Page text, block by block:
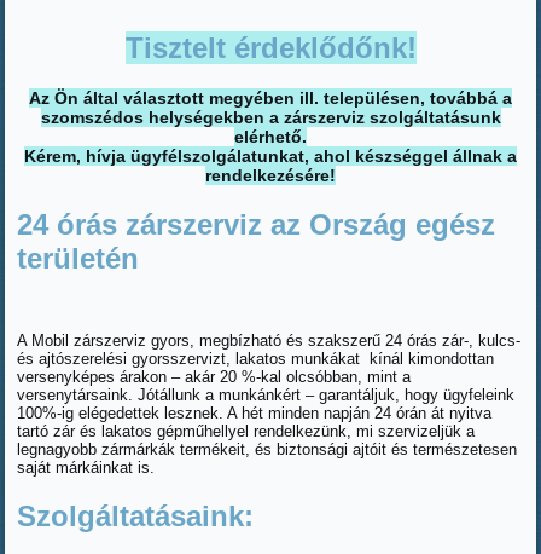
Tisztelt érdeklődőnk!
Az Ön által választott megyében ill. településen, továbbá a
szomszédos helységekben a zárszerviz szolgáltatásunk
elérhető.
Kérem, hívja ügyfélszolgálatunkat, ahol készséggel állnak a
rendelkezésére!
24 órás zárszerviz az Ország egész
területén
A Mobil zárszerviz gyors, megbízható és szakszerű 24 órás zár-, kulcs-
és ajtószerelési gyorsszervizt, lakatos munkákat kínál kimondottan
versenyképes árakon – akár 20 %-kal olcsóbban, mint a
versenytársaink. Jótállunk a munkánkért – garantáljuk, hogy ügyfeleink
100%-ig elégedettek lesznek. A hét minden napján 24 órán át nyitva
tartó zár és lakatos gépműhellyel rendelkezünk, mi szervizeljük a
legnagyobb zármárkák termékeit, és biztonsági ajtóit és természetesen
saját márkáinkat is.
Szolgáltatásaink: